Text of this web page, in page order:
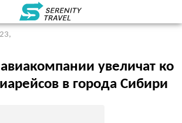
,
увеличат ко
в города Сибири